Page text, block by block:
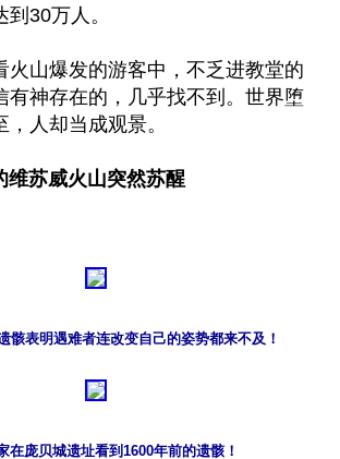
30万人。
火山爆发的游客中，不乏进教堂的
有神存在的，几乎找不到。世界堕
人却当成观景。
维苏威火山突然苏醒
骸表明遇难者连改变自己的姿势都来不及！
在庞贝城遗址看到1600年前的遗骸！